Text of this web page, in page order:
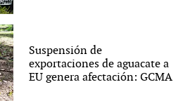
Suspensión de
exportaciones de aguacate a
EU genera afectación: GCMA